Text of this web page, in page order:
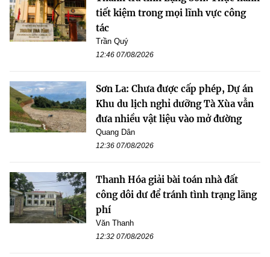
tiết kiệm trong mọi lĩnh vực công
tác
Trần Quý
12:46 07/08/2026
Sơn La: Chưa được cấp phép, Dự án
Khu du lịch nghỉ dưỡng Tà Xùa vẫn
đưa nhiều vật liệu vào mở đường
Quang Dân
12:36 07/08/2026
Thanh Hóa giải bài toán nhà đất
công dôi dư để tránh tình trạng lãng
phí
Văn Thanh
12:32 07/08/2026